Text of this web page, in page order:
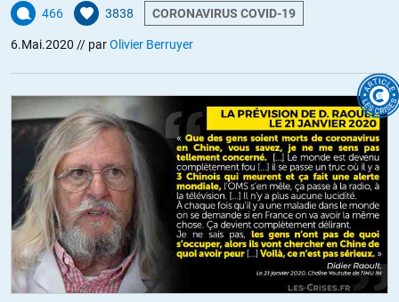
466 3838 CORONAVIRUS COVID-19
6.Mai.2020 // parOlivier Berruyer